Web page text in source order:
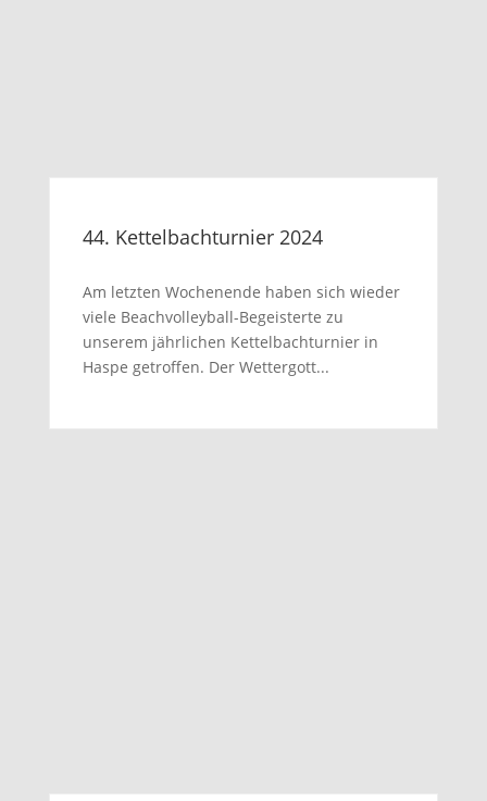
44. Kettelbachturnier 2024
Am letzten Wochenende haben sich wieder
viele Beachvolleyball-Begeisterte zu
unserem jährlichen Kettelbachturnier in
Haspe getroffen. Der Wettergott...